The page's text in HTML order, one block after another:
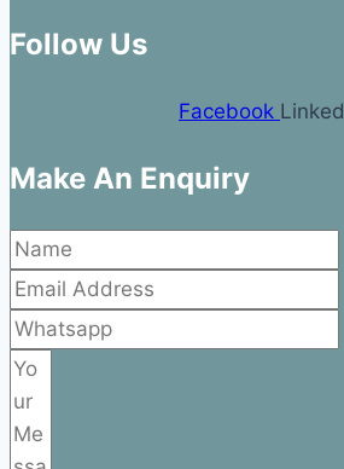
Follow Us
Facebook
Make An Enquiry